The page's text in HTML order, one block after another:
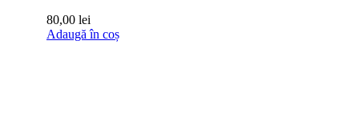
80,00 lei
Adaugă în coș